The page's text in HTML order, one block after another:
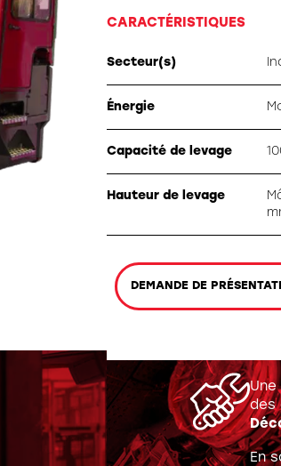
CARACTÉRISTIQUES
Secteur(s)
Énergie
Capacité de levage
Hauteur de levage
DEMANDE DE
des
En